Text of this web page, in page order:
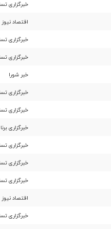
خبرگزاری
اقتصاد نیوز
خبرگزاری
خبرگزاری
خبر شورا
خبرگزاری
خبرگزاری
خبرگزاری برنا
خبرگزاری
خبرگزاری
خبرگزاری
اقتصاد نیوز
خبرگزاری